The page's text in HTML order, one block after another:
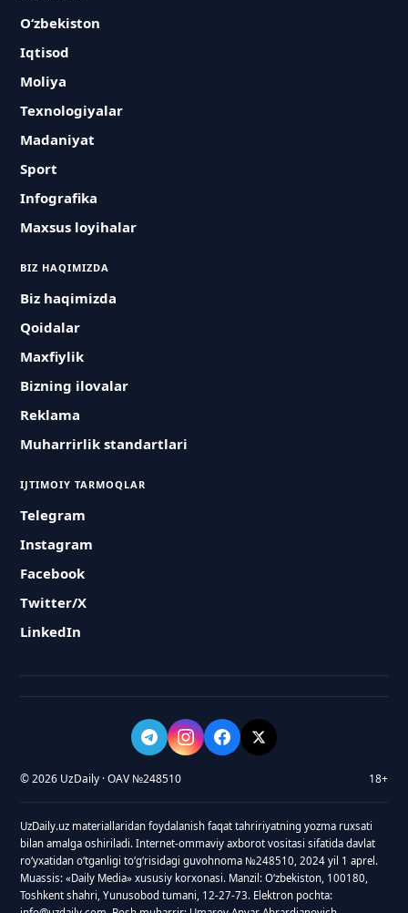
O‘zbekiston
Iqtisod
Moliya
Texnologiyalar
Madaniyat
Sport
Infografika
Maxsus loyihalar
BIZ HAQIMIZDA
Biz haqimizda
Qoidalar
Maxfiylik
Bizning ilovalar
Reklama
Muharrirlik standartlari
IJTIMOIY TARMOQLAR
Telegram
Instagram
Facebook
Twitter/X
LinkedIn
© 2026 UzDaily · OAV №248510 18+
UzDaily.uz materiallaridan foydalanish faqat tahririyatning yozma ruxsati
bilan amalga oshiriladi. Internet-ommaviy axborot vositasi sifatida davlat
roʻyxatidan oʻtganligi toʻgʻrisidagi guvohnoma №248510, 2024 yil 1 aprel.
Muassis: «Daily Media» xususiy korxonasi. Manzil: Oʻzbekiston, 100180,
Toshkent shahri, Yunusobod tumani, 12-27-73. Elektron pochta: